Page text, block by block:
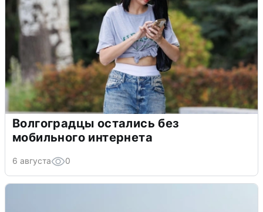
Волгоградцы остались без
мобильного интернета
6 августа 0